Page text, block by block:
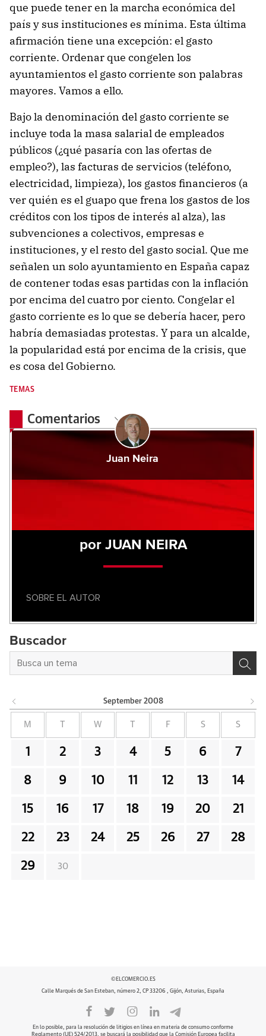
que puede tener en la marcha económica del
país y sus instituciones es mínima. Esta última
afirmación tiene una excepción: el gasto
corriente. Ordenar que congelen los
ayuntamientos el gasto corriente son palabras
mayores. Vamos a ello.
Bajo la denominación del gasto corriente se
incluye toda la masa salarial de empleados
públicos (¿qué pasaría con las ofertas de
empleo?), las facturas de servicios (teléfono,
electricidad, limpieza), los gastos financieros (a
ver quién es el guapo que frena los gastos de los
créditos con los tipos de interés al alza), las
subvenciones a colectivos, empresas e
instituciones, y el resto del gasto social. Que me
señalen un solo ayuntamiento en España capaz
de contener todas esas partidas con la inflación
por encima del cuatro por ciento. Congelar el
gasto corriente es lo que se debería hacer, pero
habría demasiadas protestas. Y para un alcalde,
la popularidad está por encima de la crisis, que
es cosa del Gobierno.
TEMAS
Comentarios
Juan Neira
por JUAN NEIRA
SOBRE EL AUTOR
Buscador
September 2008
M W F S S
1 2 3 4 5 6 7
8 9 10 11 12 13 14
15 16 17 18 19 20 21
22 23 24 25 26 27 28
29 30
©ELCOMERCIO.ES
Calle Marqués de San Esteban, número 2, CP 33206 , Gijón, Asturias, España
En lo posible, para la resolución de litigios en línea en materia de consumo conforme
Reglamento (UE) 524/2013, se buscará la posibilidad que la Comisión Europea facilita